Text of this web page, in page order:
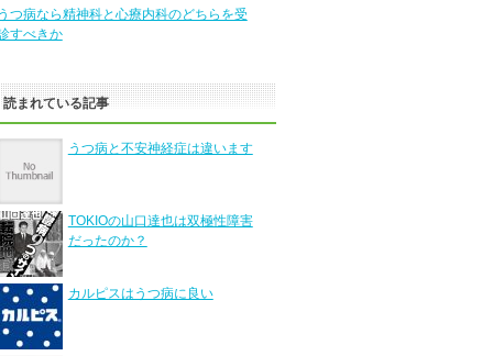
つ病なら精神科と心療内科のどちらを受
すべきか
読まれている記事
うつ病と不安神経症は違います
TOKIOの山口達也は双極性障害
だったのか？
カルピスはうつ病に良い